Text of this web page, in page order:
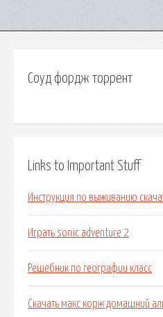
Соуд фордж торрент
Links to Important Stuff
Инструкция по выживанию
Играть sonic adventure 2
Решебник по географии класс
Скачать макс корж домашний